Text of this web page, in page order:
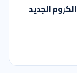
الجديد